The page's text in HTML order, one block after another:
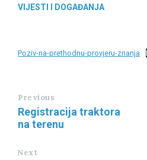
VIJESTI I DOGAĐANJA
Poziv-na-prethodnu-provjeru-znanja
Previous
Registracija traktora
na terenu
Next